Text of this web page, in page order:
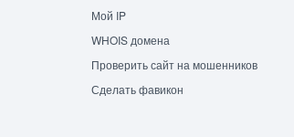
Мой IP
WHOIS домена
Проверить сайт на мошенников
Сделать фавикон